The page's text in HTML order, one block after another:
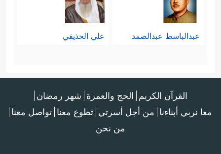
عبدالباسط عبدالصمد علي الحذيفي
القرآن الكريم الحج والعمرة شهر رمضان
معا نربي أبناءنا من أجل أسرتي تطوع معنا تواصل معنا
من نحن